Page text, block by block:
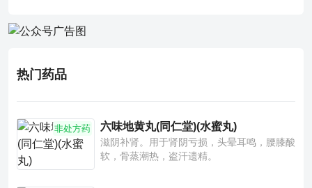
热门药品
非处方药 六味地黄丸(同仁堂)(水蜜丸)
滋阴补肾。用于肾阴亏损，头晕耳鸣，腰膝酸
软，骨蒸潮热，盗汗遗精。